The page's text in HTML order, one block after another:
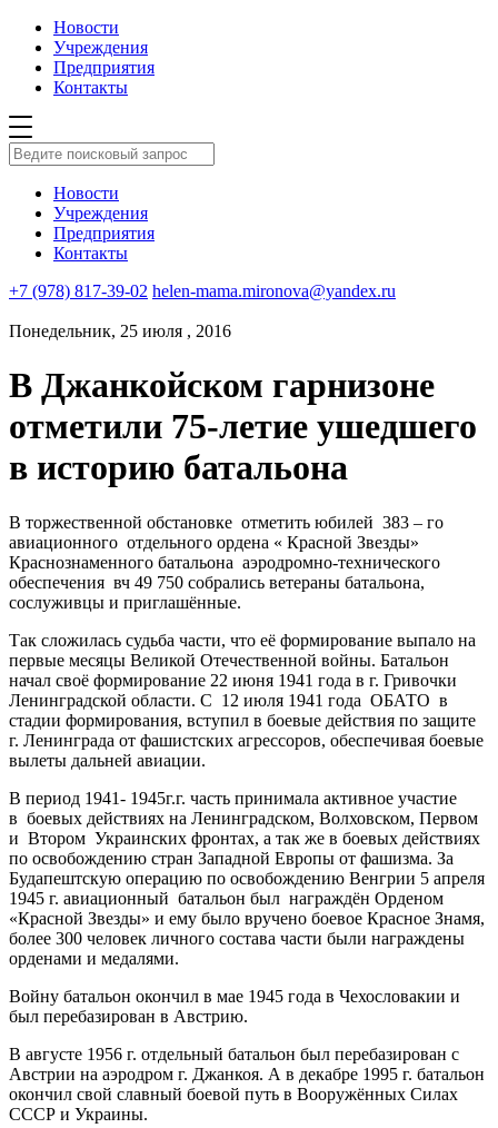
Новости
Учреждения
Предприятия
Контакты
Новости
Учреждения
Предприятия
Контакты
+7 (978) 817-39-02 helen-mama.mironova@yandex.ru
Понедельник, 25 июля , 2016
В Джанкойском гарнизоне
отметили 75-летие ушедшего
в историю батальона
В торжественной обстановке отметить юбилей 383 – го
авиационного отдельного ордена « Красной Звезды»
Краснознаменного батальона аэродромно-технического
обеспечения вч 49 750 собрались ветераны батальона,
сослуживцы и приглашённые.
Так сложилась судьба части, что её формирование выпало на
первые месяцы Великой Отечественной войны. Батальон
начал своё формирование 22 июня 1941 года в г. Гривочки
Ленинградской области. С 12 июля 1941 года ОБАТО в
стадии формирования, вступил в боевые действия по защите
г. Ленинграда от фашистских агрессоров, обеспечивая боевые
вылеты дальней авиации.
В период 1941- 1945г.г. часть принимала активное участие
в боевых действиях на Ленинградском, Волховском, Первом
и Втором Украинских фронтах, а так же в боевых действиях
по освобождению стран Западной Европы от фашизма. За
Будапештскую операцию по освобождению Венгрии 5 апреля
1945 г. авиационный батальон был награждён Орденом
«Красной Звезды» и ему было вручено боевое Красное Знамя,
более 300 человек личного состава части были награждены
орденами и медалями.
Войну батальон окончил в мае 1945 года в Чехословакии и
был перебазирован в Австрию.
В августе 1956 г. отдельный батальон был перебазирован с
Австрии на аэродром г. Джанкоя. А в декабре 1995 г. батальон
окончил свой славный боевой путь в Вооружённых Силах
СССР и Украины.